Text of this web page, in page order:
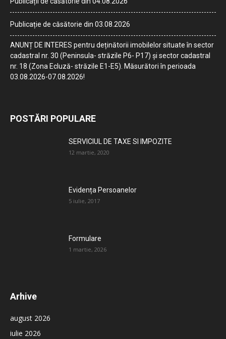
Publicație de căsătorie din 03.08.2026
ANUNȚ DE INTERES pentru deținătorii imobilelor situate în sector
cadastral nr. 30 (Peninsula- străzile P6- P17) și sector cadastral
nr. 18 (Zona Ecluză- străzile E1-E5). Măsurători în perioada
03.08.2026-07.08.2026!
POSTĂRI POPULARE
SERVICIUL DE TAXE SI IMPOZITE
12 martie, 2020
Evidența Persoanelor
5 iulie, 2017
Formulare
1 martie, 2026
Arhive
august 2026
iulie 2026